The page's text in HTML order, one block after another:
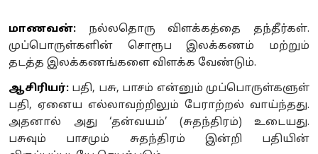
மாணவன்: நல்லதொரு விளக்கத்தை தந்தீர்கள்.
முப்பொருள்களின் சொரூப இலக்கணம் மற்றும்
தடத்த இலக்கணங்களை விளக்க வேண்டும்.
ஆசிரியர்: பதி, பசு, பாசம் என்னும் முப்பொருள்களுள்
பதி, ஏனைய எல்லாவற்றிலும் பேராற்றல் வாய்ந்தது.
அதனால் அது ‘தன்வயம்’ (சுதந்திரம்) உடையது.
பசுவும் பாசமும் சுதந்திரம் இன்றி பதியின்